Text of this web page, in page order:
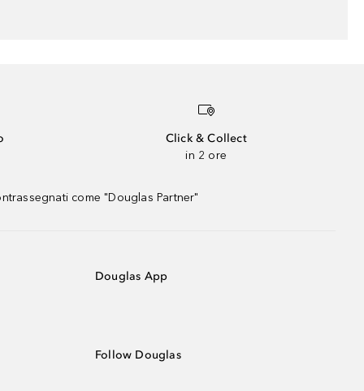
Click & Collect
in 2 ore
come "Douglas Partner"
Douglas App
Follow Douglas